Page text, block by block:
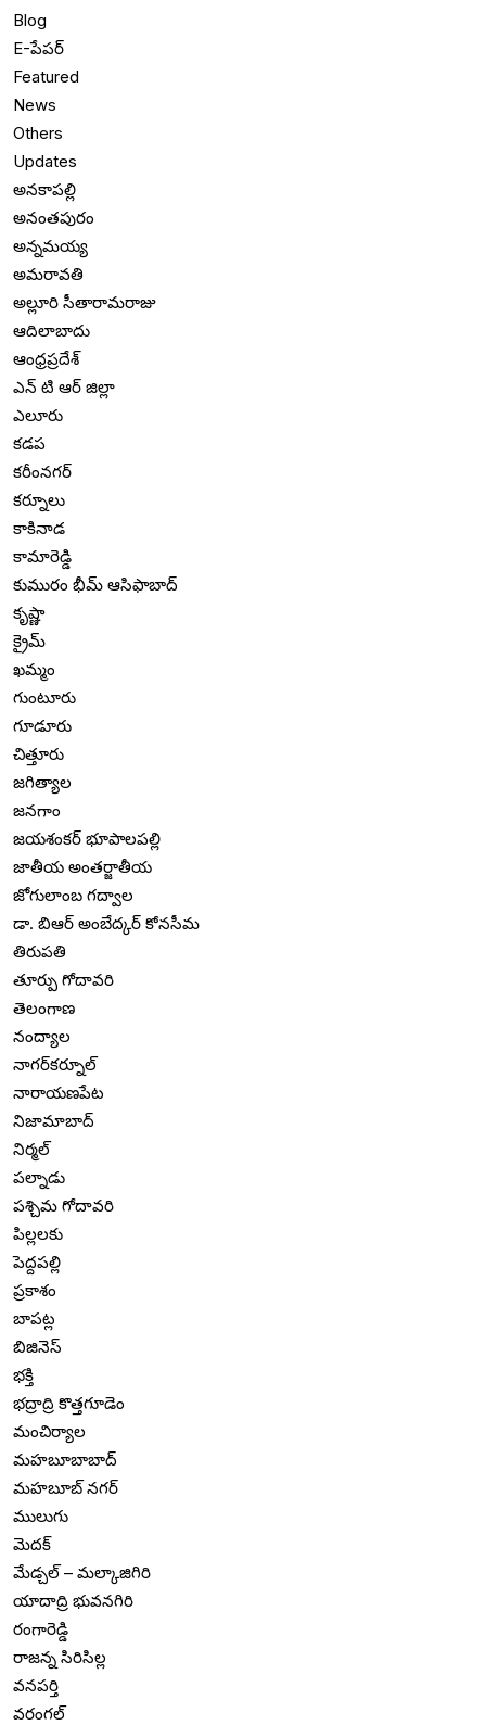
Blog
E-పేపర్
Featured
News
Others
Updates
అనకాపల్లి
అనంతపురం
అన్నమయ్య
అమరావతి
అల్లూరి సీతారామరాజు
ఆదిలాబాదు
ఆంధ్రప్రదేశ్
ఎన్ టి ఆర్ జిల్లా
ఎలూరు
కడప
కరీంనగర్
కర్నూలు
కాకినాడ
కామారెడ్డి
కుమురం భీమ్ ఆసిఫాబాద్
కృష్ణా
క్రైమ్
ఖమ్మం
గుంటూరు
గూడూరు
చిత్తూరు
జగిత్యాల
జనగాం
జయశంకర్ భూపాలపల్లి
జాతీయ అంతర్జాతీయ
జోగులాంబ గద్వాల
డా. బిఆర్ అంబేద్కర్ కోనసీమ
తిరుపతి
తూర్పు గోదావరి
తెలంగాణ
నంద్యాల
నాగర్‌కర్నూల్
నారాయణపేట
నిజామాబాద్
నిర్మల్
పల్నాడు
పశ్చిమ గోదావరి
పిల్లలకు
పెద్దపల్లి
ప్రకాశం
బాపట్ల
బిజినెస్
భక్తి
భద్రాద్రి కొత్తగూడెం
మంచిర్యాల
మహబూబాబాద్
మహబూబ్ నగర్
ములుగు
మెదక్
మేడ్చల్ – మల్కాజిగిరి
యాదాద్రి భువనగిరి
రంగారెడ్డి
రాజన్న సిరిసిల్ల
వనపర్తి
వరంగల్